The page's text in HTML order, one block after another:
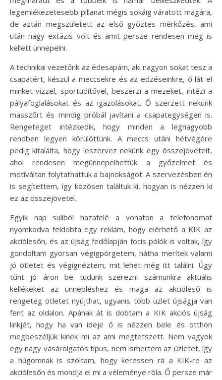
legemlékezetesebb pillanat mégis sokáig váratott magára,
de aztán megszületett az első győztes mérkőzés, ami
után nagy extázis volt és amit persze rendesen meg is
kellett ünnepelni.
A technikai vezetőnk az édesapám, aki nagyon sokat tesz a
csapatért, készül a meccsekre és az edzéseinkre, ő lát el
minket vizzel, sportüdítővel, beszerzi a mezeket, intézi a
pályafoglalásokat és az igazolásokat. Ő szerzett nekünk
masszőrt és mindig próbál javítani a csapategységen is.
Rengeteget intézkedik, hogy minden a legnagyobb
rendben legyen körülöttünk. A meccs utáni hétvégére
pedig kitalálta, hogy leszervez nekünk egy összejövetelt,
ahol rendesen megünnepelhettük a győzelmet és
motiváltan folytathattuk a bajnokságot. A szervezésben én
is segítettem, így közösen találtuk ki, hogyan is nézzen ki
ez az összejövetel.
Egyik nap suliból hazafelé a vonaton a telefonomat
nyomkodva feldobta egy reklám, hogy elérhető a KIK az
akciólesőn, és az újság fedőlapján focis pólók is voltak, így
gondoltam gyorsan végigpörgetem, hátha merítek valami
jó ötletet és végignéztem, mit lehet még itt találni. Úgy
tűnt jó áron be tudunk szerezni számunkra aktuális
kellékeket az ünnepléshez és maga az akcióleső is
rengeteg ötletet nyújthat, ugyanis több üzlet újságja van
fent az oldalon. Apának át is dobtam a KIK akciós újság
linkjét, hogy ha van ideje ő is nézzen bele és otthon
megbeszéljük kinek mi az ami megtetszett. Nem vagyok
egy nagy vásárolgatós típus, nem ismertem az üzletet, így
a húgomnak is szóltam, hogy keressen rá a KIK-re az
akciólesőn és mondja el mi a véleménye róla. Ő persze már